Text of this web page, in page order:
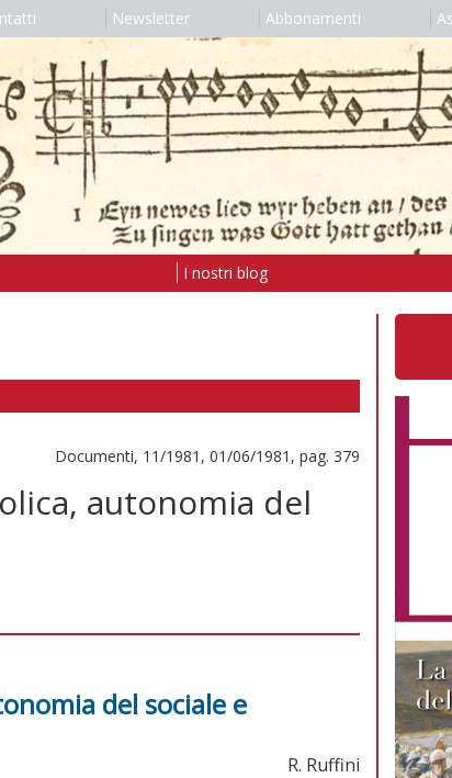
Newsletter Abbonamenti
I nostri blog
Documenti, 11/1981, 01/06/1981, pag. 379
autonomia del
del sociale e
R. Ruffini